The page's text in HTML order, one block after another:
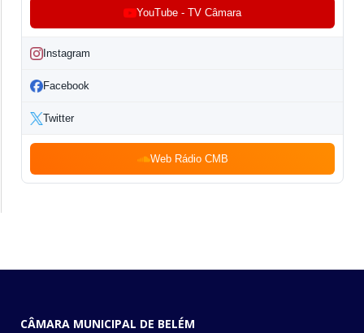
YouTube - TV Câmara
Instagram
Facebook
Twitter
Web Rádio CMB
CÂMARA MUNICIPAL DE BELÉM